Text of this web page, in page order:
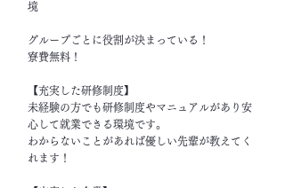
境
グループごとに役割が決まっている！
寮費無料！
【充実した研修制度】
未経験の方でも研修制度やマニュアルがあり安
心して就業できる環境です。
わからないことがあれば優しい先輩が教えてく
れます！